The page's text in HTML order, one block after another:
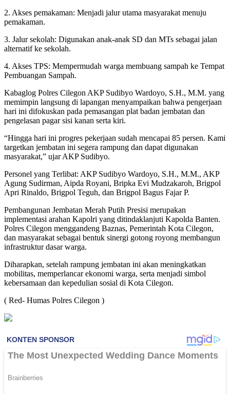
2. Akses pemakaman: Menjadi jalur utama masyarakat menuju
pemakaman.
3. Jalur sekolah: Digunakan anak-anak SD dan MTs sebagai jalan
alternatif ke sekolah.
4. Akses TPS: Mempermudah warga membuang sampah ke Tempat
Pembuangan Sampah.
Kabaglog Polres Cilegon AKP Sudibyo Wardoyo, S.H., M.M. yang
memimpin langsung di lapangan menyampaikan bahwa pengerjaan
hari ini difokuskan pada pemasangan plat badan jembatan dan
pengelasan pagar sisi kanan serta kiri.
“Hingga hari ini progres pekerjaan sudah mencapai 85 persen. Kami
targetkan jembatan ini segera rampung dan dapat digunakan
masyarakat,” ujar AKP Sudibyo.
Personel yang Terlibat: AKP Sudibyo Wardoyo, S.H., M.M., AKP
Agung Sudirman, Aipda Royani, Bripka Evi Mudzakaroh, Brigpol
Apri Rinaldo, Brigpol Teguh, dan Brigpol Bagus Fajar P.
Pembangunan Jembatan Merah Putih Presisi merupakan
implementasi arahan Kapolri yang ditindaklanjuti Kapolda Banten.
Polres Cilegon menggandeng Baznas, Pemerintah Kota Cilegon,
dan masyarakat sebagai bentuk sinergi gotong royong membangun
infrastruktur dasar warga.
Diharapkan, setelah rampung jembatan ini akan meningkatkan
mobilitas, memperlancar ekonomi warga, serta menjadi simbol
kebersamaan dan kepedulian sosial di Kota Cilegon.
( Red- Humas Polres Cilegon )